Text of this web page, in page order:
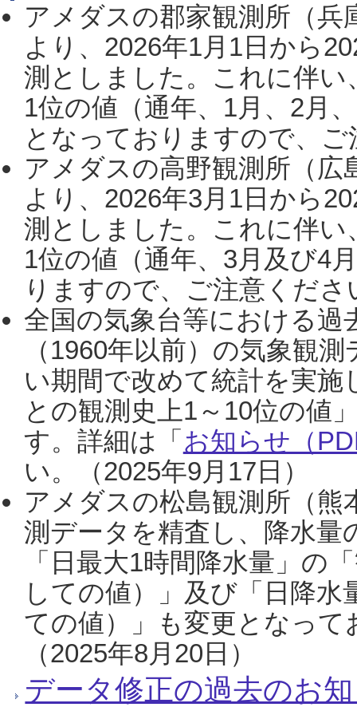
アメダスの郡家観測所（
より、2026年1月1日から
測としました。これに伴い
1位の値（通年、1月、2月
となっておりますので、
アメダスの高野観測所（
より、2026年3月1日から
測としました。これに伴い
1位の値（通年、3月及び4
りますので、ご注意くだ
全国の気象台等における過
（1960年以前）の気象観
い期間で改めて統計を実
との観測史上1～10位の値
す。詳細は「 お知らせ（
い。（2025年9月17日）
アメダスの松島観測所（熊
測データを精査し、降水
「日最大1時間降水量」の
しての値）」及び「日降
ての値）」も変更となっ
（2025年8月20日）
データ修正の過去のお